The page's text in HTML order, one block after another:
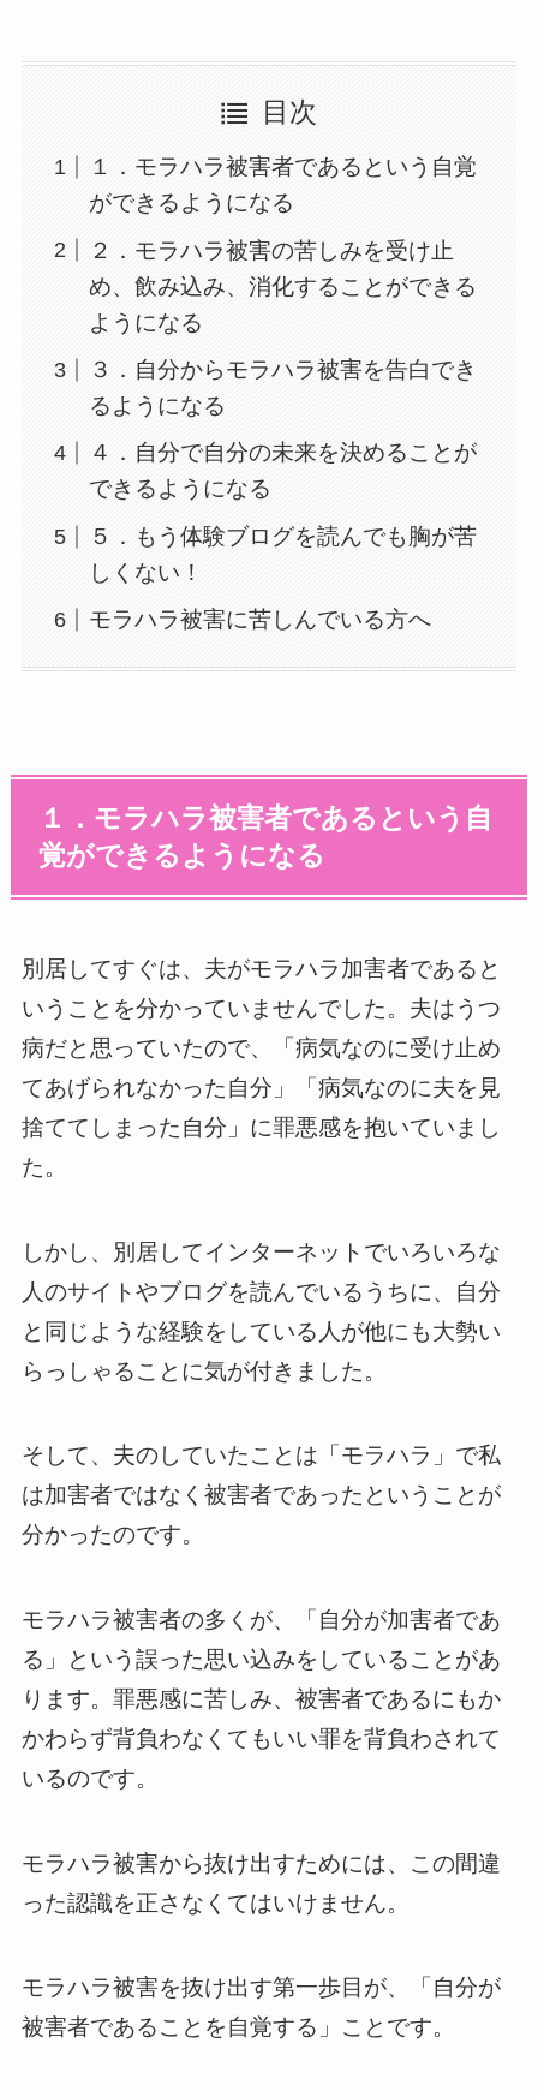
目次
１．モラハラ被害者であるという自覚
ができるようになる
２．モラハラ被害の苦しみを受け止
め、飲み込み、消化することができる
ようになる
３．自分からモラハラ被害を告白でき
るようになる
４．自分で自分の未来を決めることが
できるようになる
５．もう体験ブログを読んでも胸が苦
しくない！
モラハラ被害に苦しんでいる方へ
１．モラハラ被害者であるという自
覚ができるようになる
別居してすぐは、夫がモラハラ加害者であると
いうことを分かっていませんでした。夫はうつ
病だと思っていたので、「病気なのに受け止め
てあげられなかった自分」「病気なのに夫を見
捨ててしまった自分」に罪悪感を抱いていまし
た。
しかし、別居してインターネットでいろいろな
人のサイトやブログを読んでいるうちに、自分
と同じような経験をしている人が他にも大勢い
らっしゃることに気が付きました。
そして、夫のしていたことは「モラハラ」で私
は加害者ではなく被害者であったということが
分かったのです。
モラハラ被害者の多くが、「自分が加害者であ
る」という誤った思い込みをしていることがあ
ります。罪悪感に苦しみ、被害者であるにもか
かわらず背負わなくてもいい罪を背負わされて
いるのです。
モラハラ被害から抜け出すためには、この間違
った認識を正さなくてはいけません。
モラハラ被害を抜け出す第一歩目が、「自分が
被害者であることを自覚する」ことです。